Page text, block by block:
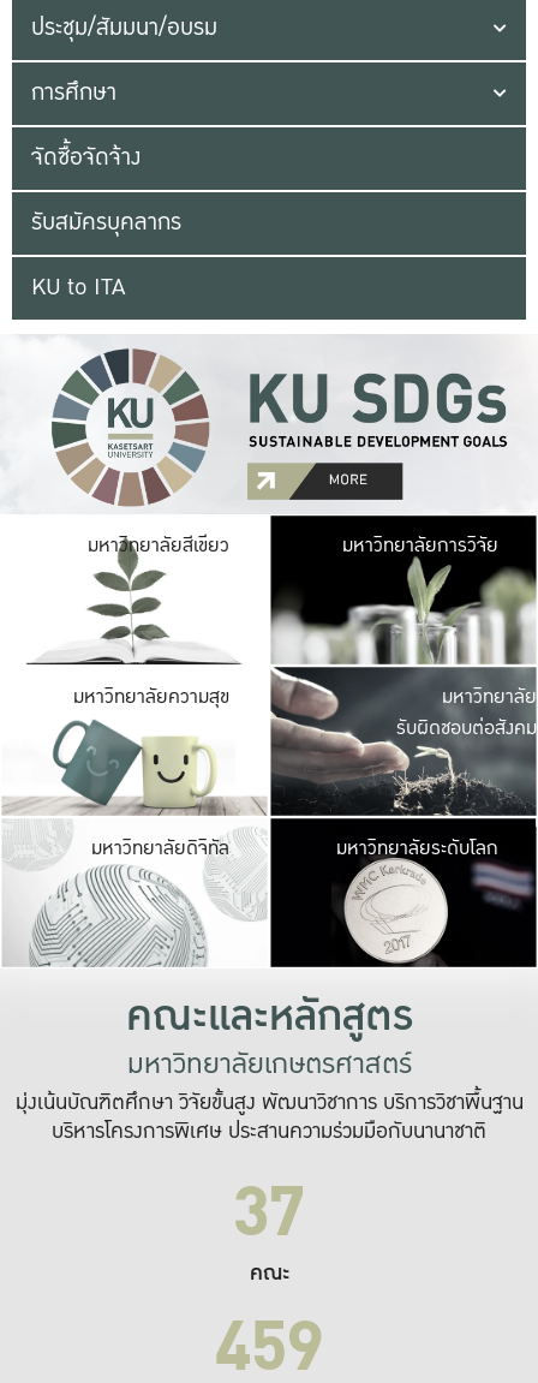
ประชุม/สัมมนา/อบรม
การศึกษา
จัดซื้อจัดจ้าง
รับสมัครบุคลากร
KU to ITA
มหาวิทยาลัยสีเขียว มหาวิ
มีพื้นที่เขียวสดใส
เป็นป่าในเมือง เกษต
มหาวิทยาลัยการวิจัย
มหาวิทยาลัยความสุข มหาวิ
ค
เปิดประ
และพบเรื่องราวใ
มหาวิทยาลัย
รับผิดชอบต่อสังคม
มหาวิทยาลัยดิจิทัล มหาวิ
เปลี่ยนแปลง แล
เพื่อทำง
ระบบสารสนเทศ
มหาวิทยาลัยระดับโลก
คณะและหลักสูตร
มหาวิทยาลัยเกษตรศาสตร์
มุ่งเน้นบัณฑิตศึกษา วิจัยขั้นสูง พัฒนาวิชาการ บริการวิชาพื้นฐาน
บริหารโครงการพิเศษ ประสานความร่วมมือกับนานาชาติ
37
คณะ
459